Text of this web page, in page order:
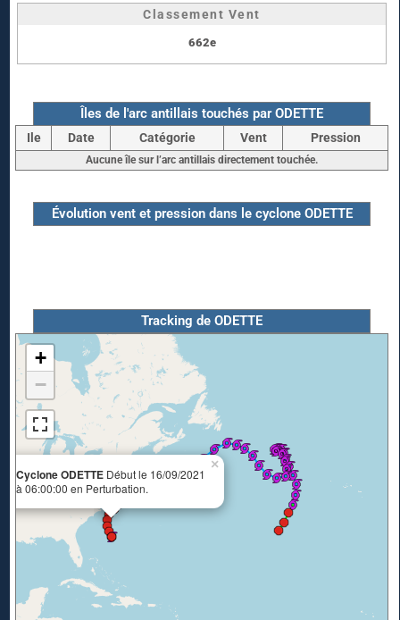
Classement Vent
662e
Îles de l'arc antillais touchés par ODETTE
Ile Date Catégorie Vent Pression
Aucune île sur l’arc antillais directement touchée.
Évolution vent et pression dans le cyclone ODETTE
Tracking de ODETTE
Cyclone ODETTE Début le 16/09/2021
à 06:00:00 en Perturbation.
×
+
−